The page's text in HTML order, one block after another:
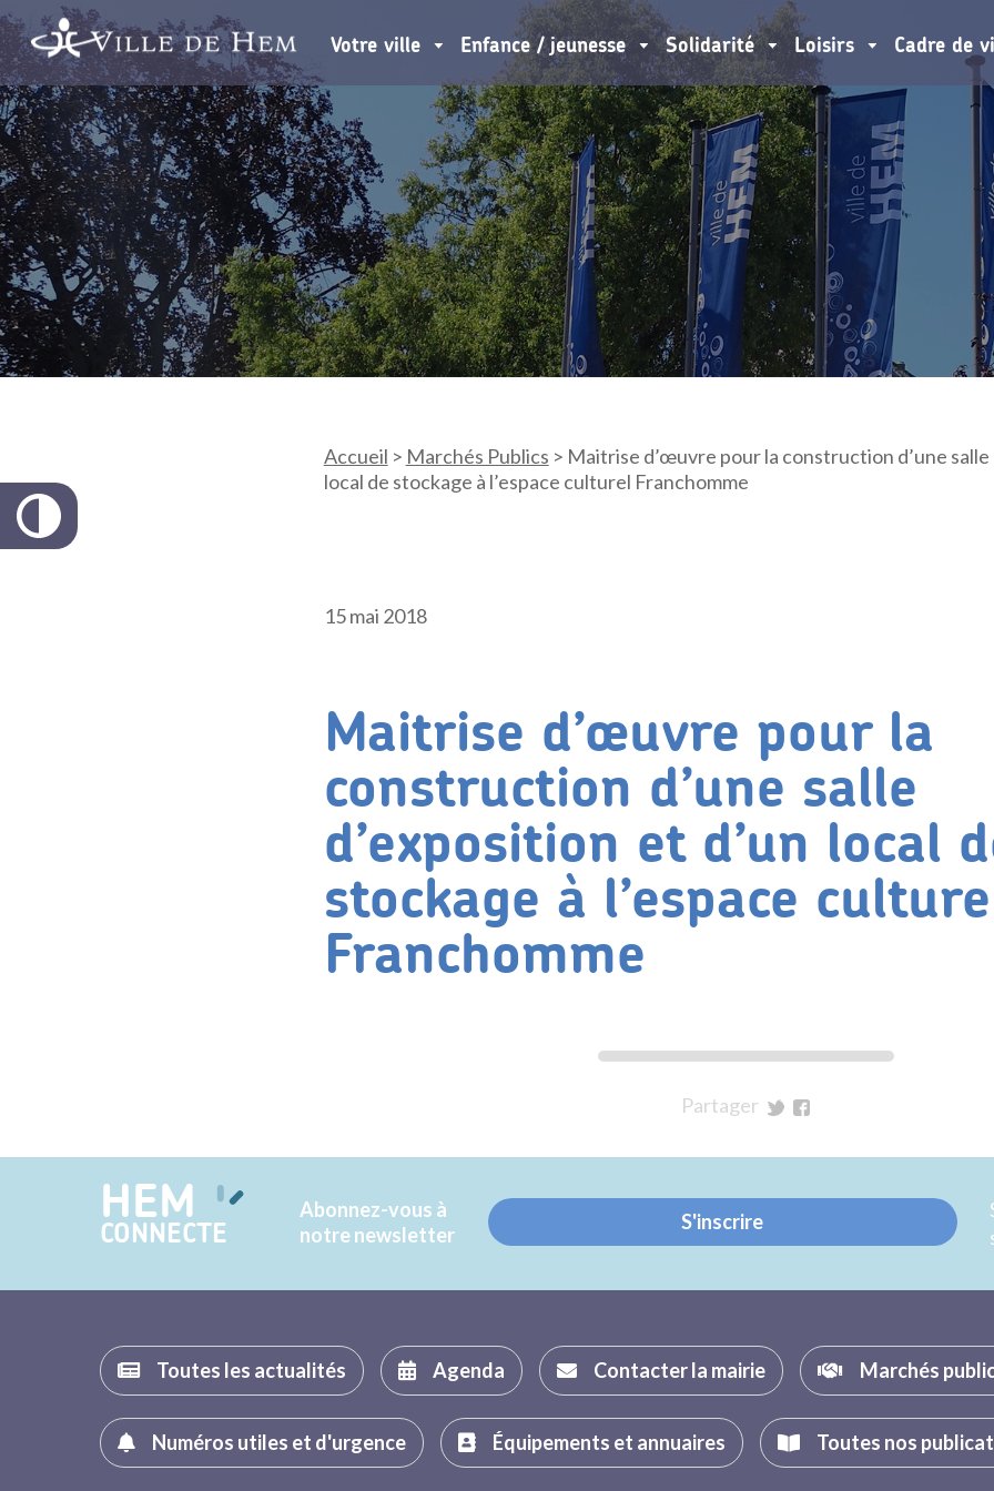
Votre ville Enfance / jeunesse Solidarité Loisirs Cadre de
Accueil > Marchés Publics > Maitrise d’œuvre pour la construction d’une salle
local de stockage à l’espace culturel Franchomme
15 mai 2018
Maitrise d’œuvre pour la
construction d’une salle
d’exposition et d’un local
stockage à l’espace
Franchomme
Partager
Twitter
Facebook
HEM
CONNECTE
Abonnez-vous à
notre newsletter
S'inscrire
Toutes les actualités Agenda Contacter la mairie Marchés
Numéros utiles et d'urgence Équipements et annuaires Toutes nos